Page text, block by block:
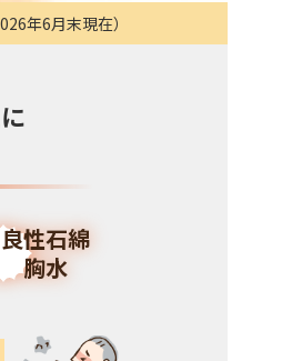
年6月末現在）
良性石綿
胸水